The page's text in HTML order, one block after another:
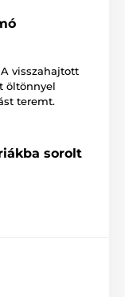
visszahajtott
öltönnyel
teremt.
sorolt